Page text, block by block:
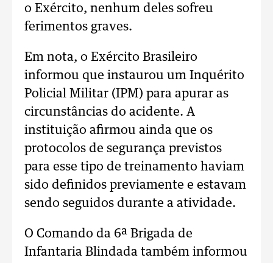
o Exército, nenhum deles sofreu
ferimentos graves.
Em nota, o Exército Brasileiro
informou que instaurou um Inquérito
Policial Militar (IPM) para apurar as
circunstâncias do acidente. A
instituição afirmou ainda que os
protocolos de segurança previstos
para esse tipo de treinamento haviam
sido definidos previamente e estavam
sendo seguidos durante a atividade.
O Comando da 6ª Brigada de
Infantaria Blindada também informou